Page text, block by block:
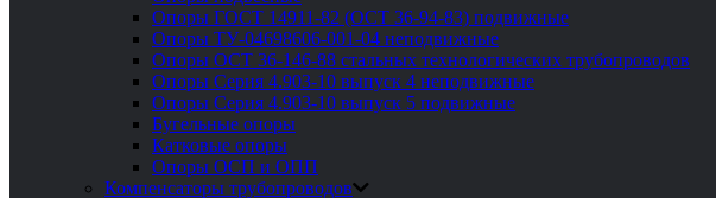
Опоры ГОСТ 14911-82 (ОСТ 36-94-83) подвижные
Опоры ТУ-04698606-001-04 неподвижные
Опоры ОСТ 36-146-88 стальных технологических трубопроводов
Опоры Серия 4.903-10 выпуск 4 неподвижные
Опоры Серия 4.903-10 выпуск 5 подвижные
Бугельные опоры
Катковые опоры
Опоры ОСП и ОПП
Компенсаторы трубопроводов